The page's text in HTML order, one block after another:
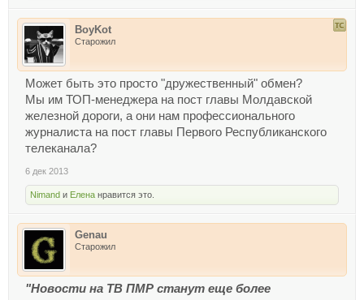
BoyKot
Старожил
Может быть это просто "дружественный" обмен?
Мы им ТОП-менеджера на пост главы Молдавской
железной дороги, а они нам профессионального
журналиста на пост главы Первого Республиканского
телеканала?
6 дек 2013
Nimand и Елена нравится это.
Genau
Старожил
"Новости на ТВ ПМР станут еще более